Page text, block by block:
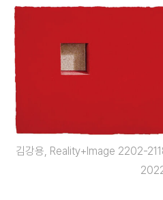
김강용, Reality+Image 2202-